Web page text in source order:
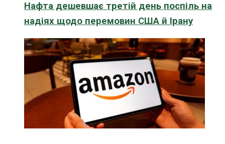
Нафта дешевшає третій день поспіль на
надіях щодо перемовин США й Ірану